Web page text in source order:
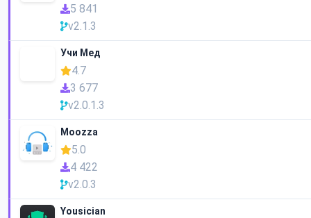
5 841
v2.1.3
Учи Мед
4.7
3 677
v2.0.1.3
Moozza
5.0
4 422
v2.0.3
Yousician